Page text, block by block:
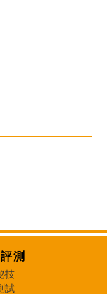
測
技
試